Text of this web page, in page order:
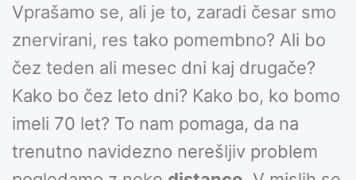
Vprašamo se, ali je to, zaradi česar smo
znervirani, res tako pomembno? Ali bo
čez teden ali mesec dni kaj drugače?
Kako bo čez leto dni? Kako bo, ko bomo
imeli 70 let? To nam pomaga, da na
trenutno navidezno nerešljiv problem